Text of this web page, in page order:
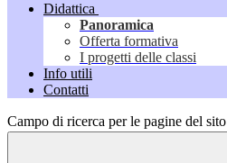
Didattica
Panoramica
Offerta formativa
I progetti delle classi
Info utili
Contatti
Campo di ricerca per le pagine del sito